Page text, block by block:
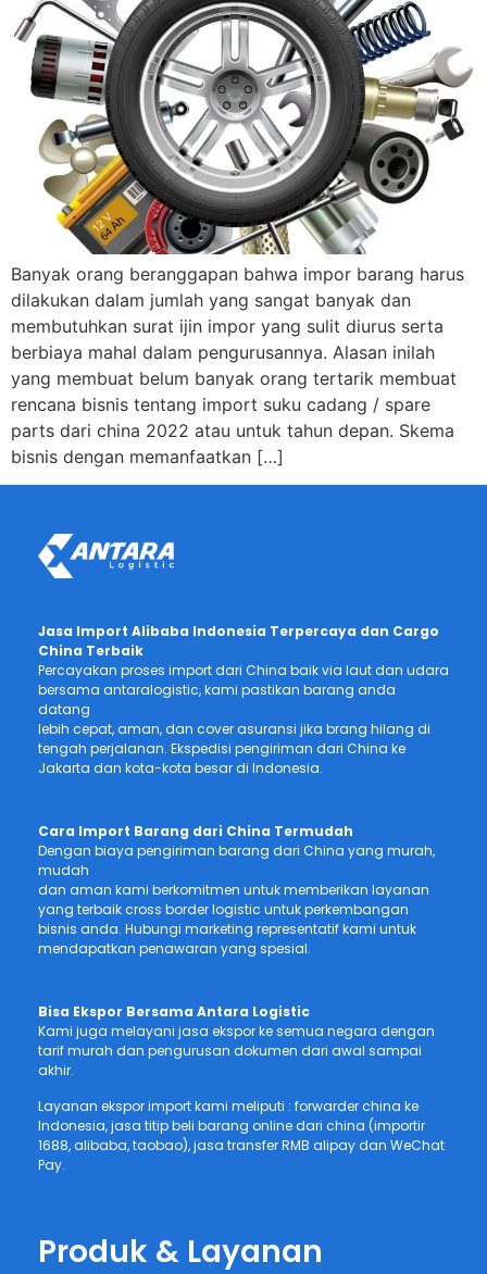
Banyak orang beranggapan bahwa impor barang harus
dilakukan dalam jumlah yang sangat banyak dan
membutuhkan surat ijin impor yang sulit diurus serta
berbiaya mahal dalam pengurusannya. Alasan inilah
yang membuat belum banyak orang tertarik membuat
rencana bisnis tentang import suku cadang / spare
parts dari china 2022 atau untuk tahun depan. Skema
bisnis dengan memanfaatkan […]
Jasa Import Alibaba Indonesia Terpercaya dan Cargo
China Terbaik
Percayakan proses import dari China baik via laut dan udara
bersama antaralogistic, kami pastikan barang anda
datang
lebih cepat, aman, dan cover asuransi jika brang hilang di
tengah perjalanan. Ekspedisi pengiriman dari China ke
Jakarta dan kota-kota besar di Indonesia.
Cara Import Barang dari China Termudah
Dengan biaya pengiriman barang dari China yang murah,
mudah
dan aman kami berkomitmen untuk memberikan layanan
yang terbaik cross border logistic untuk perkembangan
bisnis anda. Hubungi marketing representatif kami untuk
mendapatkan penawaran yang spesial.
Bisa Ekspor Bersama Antara Logistic
Kami juga melayani jasa ekspor ke semua negara dengan
tarif murah dan pengurusan dokumen dari awal sampai
akhir.
Layanan ekspor import kami meliputi : forwarder china ke
Indonesia, jasa titip beli barang online dari china (importir
1688, alibaba, taobao), jasa transfer RMB alipay dan WeChat
Pay.
Produk & Layanan